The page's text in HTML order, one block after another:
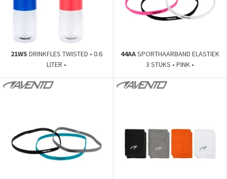
21WS DRINKFLES TWISTED • 0.6
LITER •
44AASPORTHAARBAND ELASTIEK
3 STUKS • PINK •